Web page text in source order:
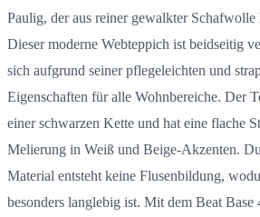
Paulig, der aus reiner gewalkter
Dieser moderne Webteppich ist beidseitig
sich aufgrund seiner pflegeleichten und
Eigenschaften für alle Wohnbereiche. Der
einer schwarzen Kette und hat eine flache
Melierung in Weiß und Beige-Akzenten.
Material entsteht keine Flusenbildung,
besonders langlebig ist. Mit dem Beat Base